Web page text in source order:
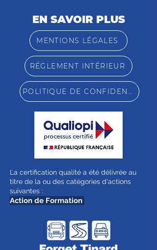
EN SAVOIR PLUS
MENTIONS LÉGALES
RÉGLEMENT INTÉRIEUR
POLITIQUE DE CONFIDENTIALITÉ
La certification qualité a été délivrée au
titre de la ou des catégories d'actions
suivantes :
Action de Formation